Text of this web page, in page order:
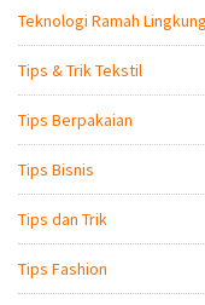
Teknologi Ramah
Tips & Trik Tekstil
Tips Berpakaian
Tips Bisnis
Tips dan Trik
Tips Fashion